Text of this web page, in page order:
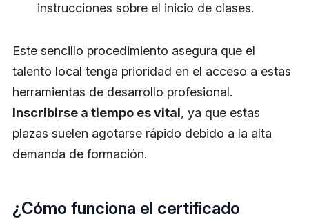
instrucciones sobre el inicio de clases.
Este sencillo procedimiento asegura que el
talento local tenga prioridad en el acceso a estas
herramientas de desarrollo profesional.
Inscribirse a tiempo es vital, ya que estas
plazas suelen agotarse rápido debido a la alta
demanda de formación.
¿Cómo funciona el certificado